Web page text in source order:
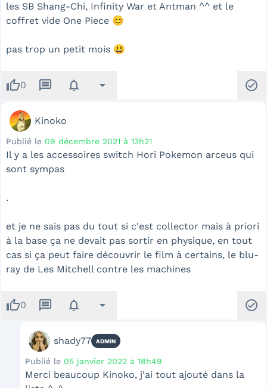
les SB Shang-Chi, Infinity War et Antman ^^ et le
coffret vide One Piece 😊
pas trop un petit mois 😃
thumb_up0 message notifications arrow_drop_down check_circle
Kinoko
Publié le 09 décembre 2021 à 13h21
Il y a les accessoires switch Hori Pokemon arceus qui
sont sympas
.
et je ne sais pas du tout si c'est collector mais à priori
à la base ça ne devait pas sortir en physique, en tout
cas si ça peut faire découvrir le film à certains, le blu-
ray de Les Mitchell contre les machines
thumb_up0 message notifications arrow_drop_down check_circle
shady77 ADMIN
Publié le 05 janvier 2022 à 18h49
Merci beaucoup Kinoko, j'ai tout ajouté dans la